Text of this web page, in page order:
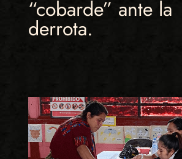
“cobarde” ante la
derrota.